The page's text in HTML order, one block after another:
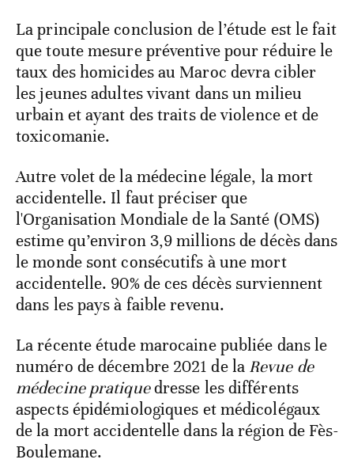
La principale conclusion de l’étude est le fait
que toute mesure préventive pour réduire le
taux des homicides au Maroc devra cibler
les jeunes adultes vivant dans un milieu
urbain et ayant des traits de violence et de
toxicomanie.
Autre volet de la médecine légale, la mort
accidentelle. Il faut préciser que
l'Organisation Mondiale de la Santé (OMS)
estime qu’environ 3,9 millions de décès dans
le monde sont consécutifs à une mort
accidentelle. 90% de ces décès surviennent
dans les pays à faible revenu.
La récente étude marocaine publiée dans le
numéro de décembre 2021 de la Revue de
médecine pratiquedresse les différents
aspects épidémiologiques et médicolégaux
de la mort accidentelle dans la région de Fès-
Boulemane.